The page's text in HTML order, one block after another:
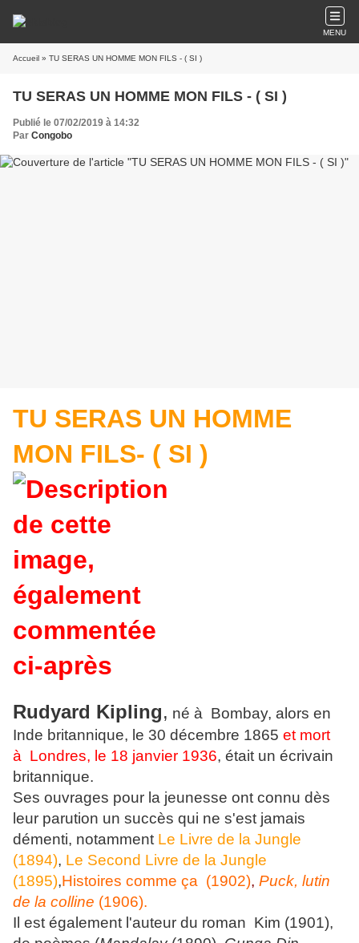
MENU
Accueil » TU SERAS UN HOMME MON FILS - ( SI )
TU SERAS UN HOMME MON FILS - ( SI )
Publié le 07/02/2019 à 14:32
Par Congobo
TU SERAS UN HOMME
MON FILS- ( SI )
Rudyard Kipling, né à Bombay, alors en
Inde britannique, le 30 décembre 1865 et mort
à Londres, le 18 janvier 1936, était un écrivain
britannique.
Ses ouvrages pour la jeunesse ont connu dès
leur parution un succès qui ne s'est jamais
démenti, notamment Le Livre de la Jungle
(1894), Le Second Livre de la Jungle
(1895),Histoires comme ça (1902), Puck, lutin
de la colline (1906).
Il est également l'auteur du roman Kim (1901),